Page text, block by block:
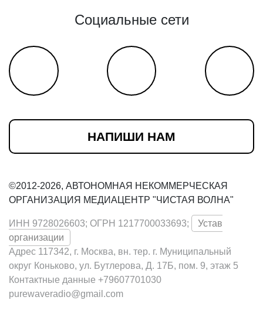
Социальные сети
НАПИШИ НАМ
©2012-2026, АВТОНОМНАЯ НЕКОММЕРЧЕСКАЯ
ОРГАНИЗАЦИЯ МЕДИАЦЕНТР "ЧИСТАЯ ВОЛНА"
ИНН 9728026603; ОГРН 1217700033693;
Устав
организации
Адрес 117342, г. Москва, вн. тер. г. Муниципальный
округ Коньково, ул. Бутлерова, Д. 17Б, пом. 9, этаж 5
Контактные данные +79607701030
purewaveradio@gmail.com